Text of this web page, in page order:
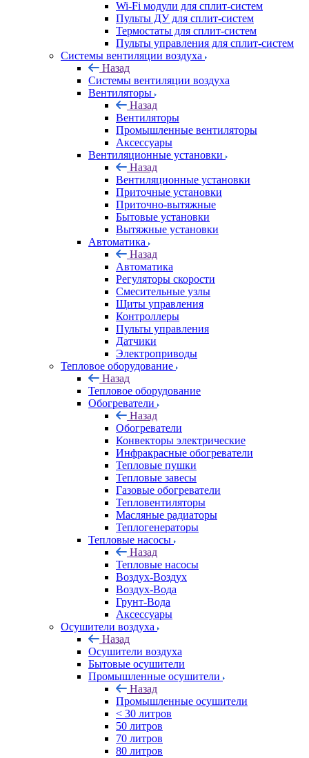
Wi-Fi модули для сплит-систем
Пульты ДУ для сплит-систем
Термостаты для сплит-систем
Пульты управления для сплит-систем
Системы вентиляции воздуха
Назад
Системы вентиляции воздуха
Вентиляторы
Назад
Вентиляторы
Промышленные вентиляторы
Аксессуары
Вентиляционные установки
Назад
Вентиляционные установки
Приточные установки
Приточно-вытяжные
Бытовые установки
Вытяжные установки
Автоматика
Назад
Автоматика
Регуляторы скорости
Смесительные узлы
Щиты управления
Контроллеры
Пульты управления
Датчики
Электроприводы
Тепловое оборудование
Назад
Тепловое оборудование
Обогреватели
Назад
Обогреватели
Конвекторы электрические
Инфракрасные обогреватели
Тепловые пушки
Тепловые завесы
Газовые обогреватели
Тепловентиляторы
Масляные радиаторы
Теплогенераторы
Тепловые насосы
Назад
Тепловые насосы
Воздух-Воздух
Воздух-Вода
Грунт-Вода
Аксессуары
Осушители воздуха
Назад
Осушители воздуха
Бытовые осушители
Промышленные осушители
Назад
Промышленные осушители
< 30 литров
50 литров
70 литров
80 литров